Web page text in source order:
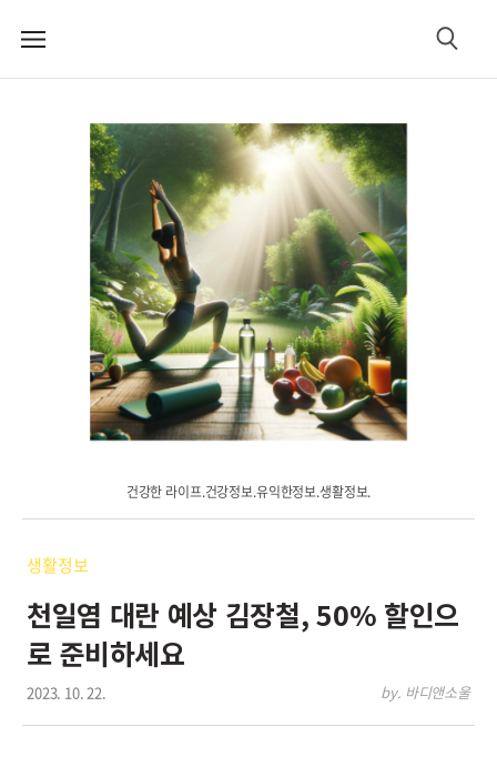
메
검
건강한 라이프.건강정보.유익한정보.생활정보.
생활정보
천일염 대란 예상 김장철, 50% 할인으
로 준비하세요
2023. 10. 22. by. 바디앤소울